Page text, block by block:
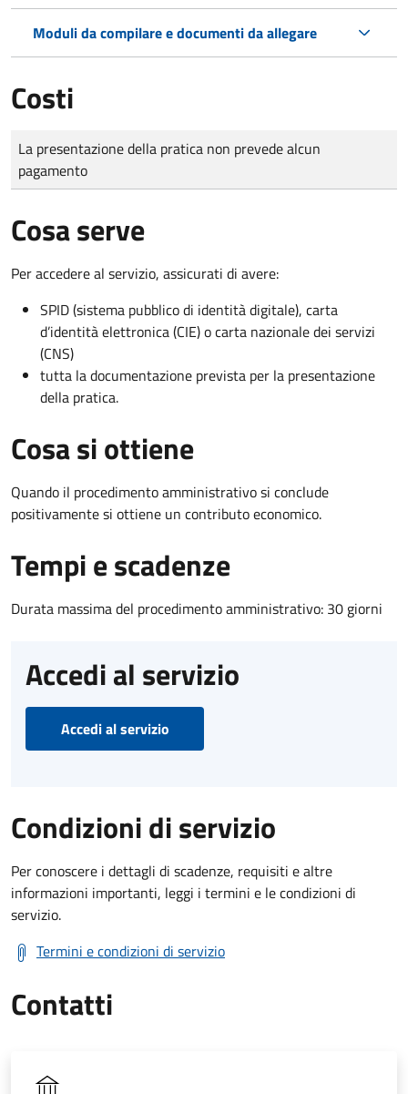
Moduli da compilare e documenti da allegare
Costi
Tipo di pagamento
Importo
La presentazione della pratica non prevede alcun
pagamento
Cosa serve
Per accedere al servizio, assicurati di avere:
SPID (sistema pubblico di identità digitale), carta
d’identità elettronica (CIE) o carta nazionale dei servizi
(CNS)
tutta la documentazione prevista per la presentazione
della pratica.
Cosa si ottiene
Quando il procedimento amministrativo si conclude
positivamente si ottiene un contributo economico.
Tempi e scadenze
Durata massima del procedimento amministrativo: 30 giorni
Accedi al servizio
Accedi al servizio
Condizioni di servizio
Per conoscere i dettagli di scadenze, requisiti e altre
informazioni importanti, leggi i termini e le condizioni di
servizio.
Termini e condizioni di servizio
Contatti